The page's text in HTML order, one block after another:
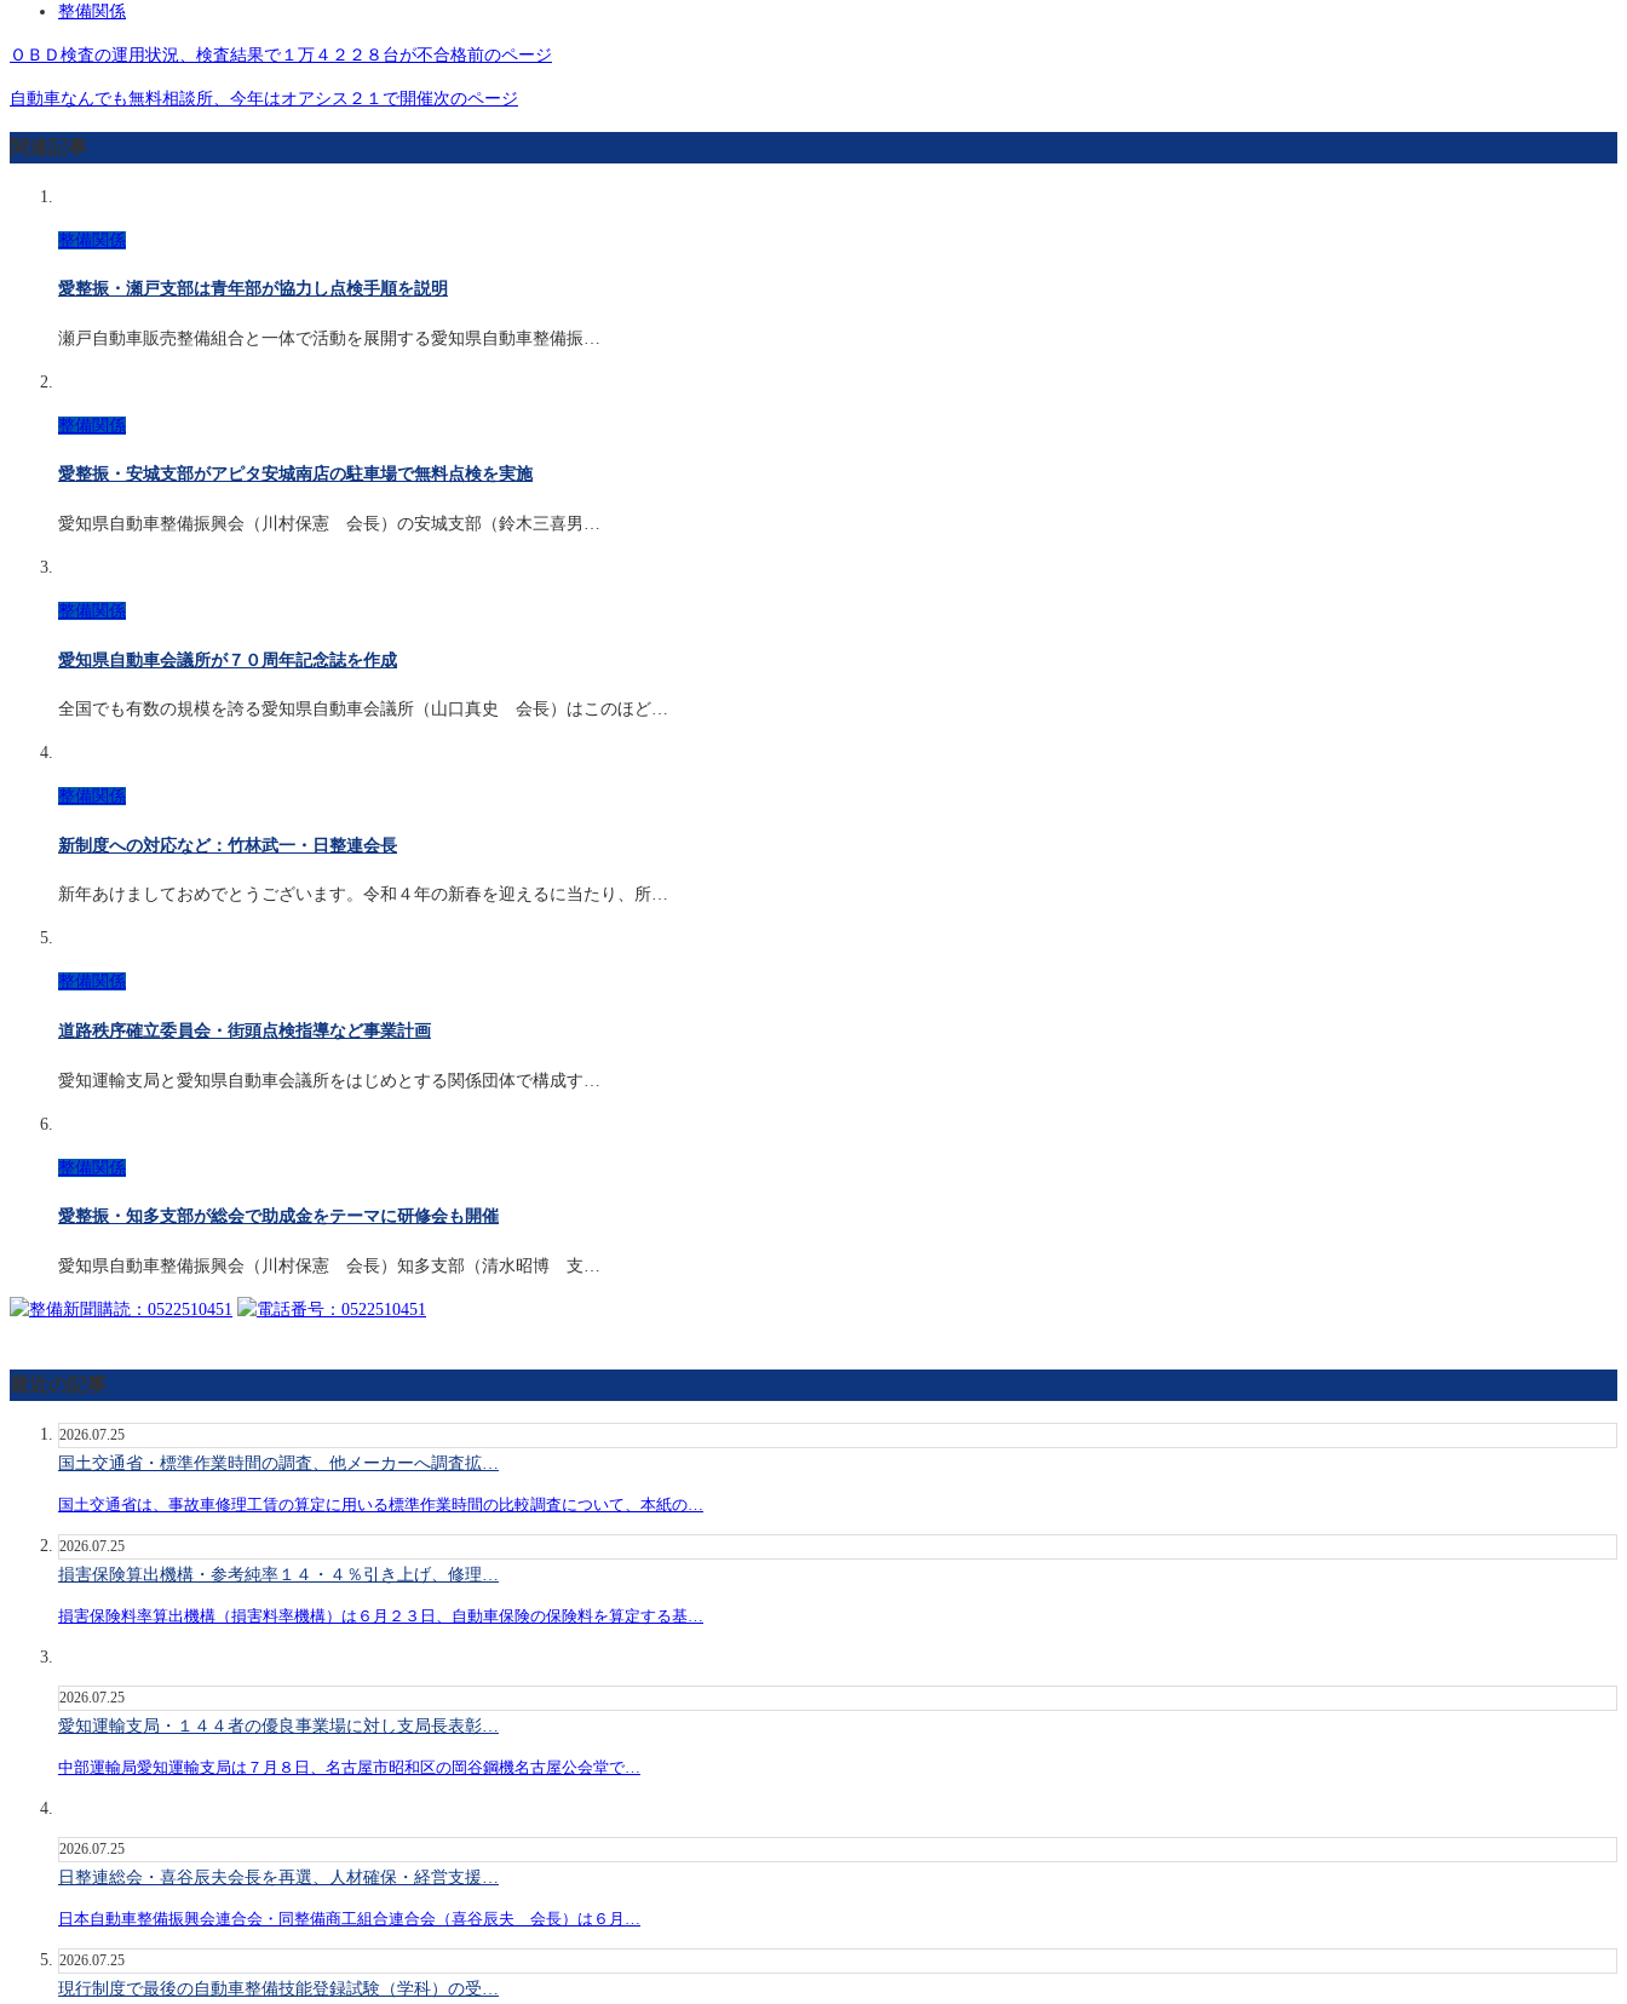
整備関係
ＯＢＤ検査の運用状況、検査結果で１万４２２８台が不合格前のページ
自動車なんでも無料相談所、今年はオアシス２１で開催次のページ
関連記事
整備関係
愛整振・瀬戸支部は青年部が協力し点検手順を説明
瀬戸自動車販売整備組合と一体で活動を展開する愛知県自動車整備振…
整備関係
愛整振・安城支部がアピタ安城南店の駐車場で無料点検を実施
愛知県自動車整備振興会（川村保憲 会長）の安城支部（鈴木三喜男…
整備関係
愛知県自動車会議所が７０周年記念誌を作成
全国でも有数の規模を誇る愛知県自動車会議所（山口真史 会長）はこのほど…
整備関係
新制度への対応など：竹林武一・日整連会長
新年あけましておめでとうございます。令和４年の新春を迎えるに当たり、所…
整備関係
道路秩序確立委員会・街頭点検指導など事業計画
愛知運輸支局と愛知県自動車会議所をはじめとする関係団体で構成す…
整備関係
愛整振・知多支部が総会で助成金をテーマに研修会も開催
愛知県自動車整備振興会（川村保憲 会長）知多支部（清水昭博 支…
最近の記事
2026.07.25
国土交通省・標準作業時間の調査、他メーカーへ調査拡…
国土交通省は、事故車修理工賃の算定に用いる標準作業時間の比較調査について、本紙の…
2026.07.25
損害保険算出機構・参考純率１４・４％引き上げ、修理…
損害保険料率算出機構（損害料率機構）は６月２３日、自動車保険の保険料を算定する基…
2026.07.25
愛知運輸支局・１４４者の優良事業場に対し支局長表彰…
中部運輸局愛知運輸支局は７月８日、名古屋市昭和区の岡谷鋼機名古屋公会堂で…
2026.07.25
日整連総会・喜谷辰夫会長を再選、人材確保・経営支援…
日本自動車整備振興会連合会・同整備商工組合連合会（喜谷辰夫 会長）は６月…
2026.07.25
現行制度で最後の自動車整備技能登録試験（学科）の受…